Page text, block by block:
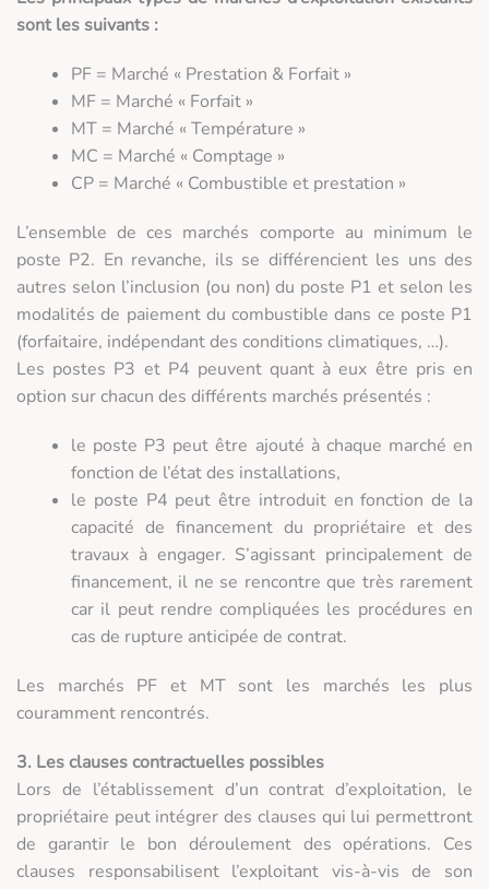
sont les suivants :
PF = Marché « Prestation & Forfait »
MF = Marché « Forfait »
MT = Marché « Température »
MC = Marché « Comptage »
CP = Marché « Combustible et prestation »
L’ensemble de ces marchés comporte au minimum le
poste P2. En revanche, ils se différencient les uns des
autres selon l’inclusion (ou non) du poste P1 et selon les
modalités de paiement du combustible dans ce poste P1
(forfaitaire, indépendant des conditions climatiques, …).
Les postes P3 et P4 peuvent quant à eux être pris en
option sur chacun des différents marchés présentés :
le poste P3 peut être ajouté à chaque marché en
fonction de l’état des installations,
le poste P4 peut être introduit en fonction de la
capacité de financement du propriétaire et des
travaux à engager. S’agissant principalement de
financement, il ne se rencontre que très rarement
car il peut rendre compliquées les procédures en
cas de rupture anticipée de contrat.
Les marchés PF et MT sont les marchés les plus
couramment rencontrés.
3. Les clauses contractuelles possibles
Lors de l’établissement d’un contrat d’exploitation, le
propriétaire peut intégrer des clauses qui lui permettront
de garantir le bon déroulement des opérations. Ces
clauses responsabilisent l’exploitant vis-à-vis de son